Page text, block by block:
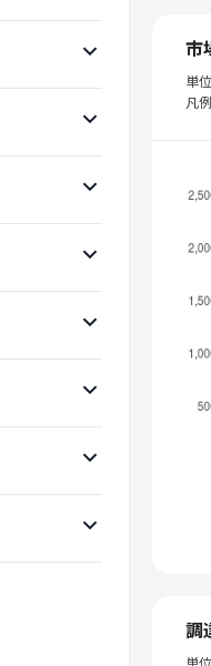
市
単
凡
調
単